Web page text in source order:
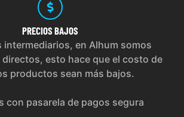
PRECIOS BAJOS
intermediarios, en Alhum somos
esto hace que el costo de
productos sean más bajos.
con pasarela de pagos segura